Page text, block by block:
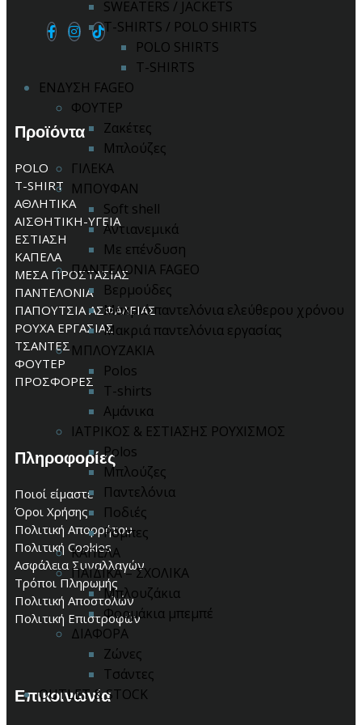
SWEATERS / JACKETS
T-SHIRTS / POLO SHIRTS
POLO SHIRTS
T-SHIRTS
ΕΝΔΥΣΗ FAGEO
ΦΟΥΤΕΡ
Ζακέτες
Μπλούζες
ΓΙΛΕΚΑ
ΜΠΟΥΦΑΝ
Soft shell
Αντιανεμικά
Με επένδυση
ΠΑΝΤΕΛΟΝΙΑ FAGEO
Βερμούδες
Μακριά παντελόνια ελεύθερου χρόνου
Μακριά παντελόνια εργασίας
ΜΠΛΟΥΖΑΚΙΑ
Polos
T-shirts
Αμάνικα
ΙΑΤΡΙΚΟΣ & ΕΣΤΙΑΣΗΣ ΡΟΥΧΙΣΜΟΣ
Polos
Μπλούζες
Παντελόνια
Ποδιές
Ρόμπες
ΚΑΠΕΛΑ
ΠΑΙΔΙΚΑ – ΣΧΟΛΙΚΑ
Μπλουζάκια
Φορμάκια μπεμπέ
ΔΙΑΦΟΡΑ
Ζώνες
Τσάντες
OUTLET & STOCK
Προϊόντα
POLO
T-SHIRT
ΑΘΛΗΤΙΚΑ
ΑΙΣΘΗΤΙΚΗ-ΥΓΕΙΑ
ΕΣΤΙΑΣΗ
ΚΑΠΕΛΑ
ΜΕΣΑ ΠΡΟΣΤΑΣΙΑΣ
ΠΑΝΤΕΛΟΝΙΑ
ΠΑΠΟΥΤΣΙΑ ΑΣΦΑΛΕΙΑΣ
ΡΟΥΧΑ ΕΡΓΑΣΙΑΣ
ΤΣΑΝΤΕΣ
ΦΟΥΤΕΡ
ΠΡΟΣΦΟΡΕΣ
Πληροφορίες
Ποιοί είμαστε
Όροι Χρήσης
Πολιτική Απορρήτου
Πολιτική Cookies
Ασφάλεια Συναλλαγών
Τρόποι Πληρωμής
Πολιτική Αποστολών
Πολιτική Επιστροφών
Επικοινωνία